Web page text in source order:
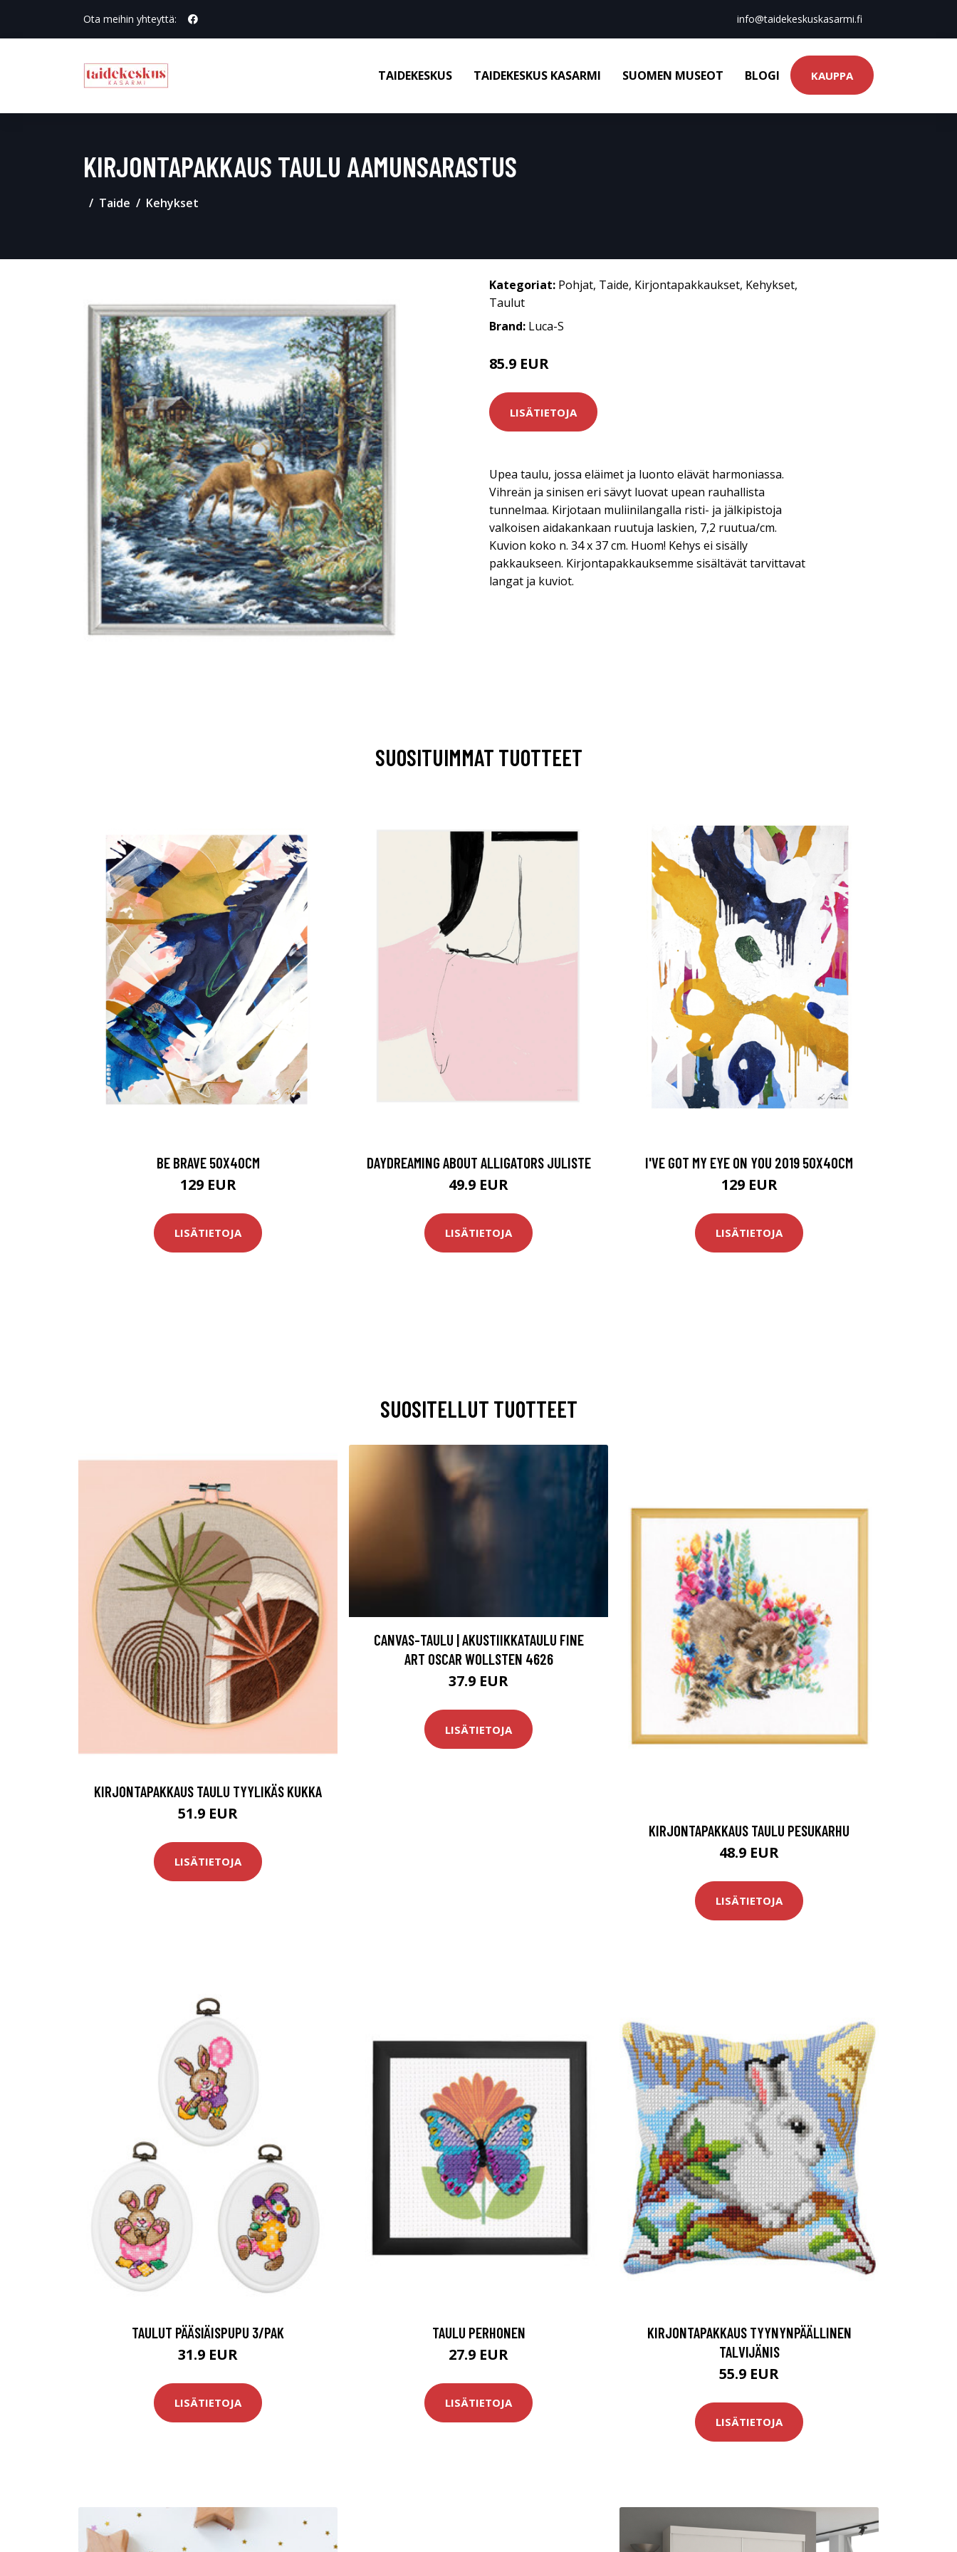
Ota meihin yhteyttä: info@taidekeskuskasarmi.fi
TAIDEKESKUS TAIDEKESKUS KASARMI SUOMEN MUSEOT BLOGI KAUPPA
KIRJONTAPAKKAUS TAULU AAMUNSARASTUS
Taide Kehykset
Kategoriat: Pohjat, Taide, Kirjontapakkaukset, Kehykset,
Taulut
Brand: Luca-S
85.9 EUR
LISÄTIETOJA
Upea taulu, jossa eläimet ja luonto elävät harmoniassa.
Vihreän ja sinisen eri sävyt luovat upean rauhallista
tunnelmaa. Kirjotaan muliinilangalla risti- ja jälkipistoja
valkoisen aidakankaan ruutuja laskien, 7,2 ruutua/cm.
Kuvion koko n. 34 x 37 cm. Huom! Kehys ei sisälly
pakkaukseen. Kirjontapakkauksemme sisältävät tarvittavat
langat ja kuviot.
SUOSITUIMMAT TUOTTEET
BE BRAVE 50X40CM
129 EUR
LISÄTIETOJA
DAYDREAMING ABOUT ALLIGATORS JULISTE
49.9 EUR
LISÄTIETOJA
I'VE GOT MY EYE ON YOU 2019 50X40CM
129 EUR
LISÄTIETOJA
SUOSITELLUT TUOTTEET
KIRJONTAPAKKAUS TAULU TYYLIKÄS KUKKA
51.9 EUR
LISÄTIETOJA
CANVAS-TAULU | AKUSTIIKKATAULU FINE
ART OSCAR WOLLSTEN 4626
37.9 EUR
LISÄTIETOJA
KIRJONTAPAKKAUS TAULU PESUKARHU
48.9 EUR
LISÄTIETOJA
TAULUT PÄÄSIÄISPUPU 3/PAK
31.9 EUR
LISÄTIETOJA
TAULU PERHONEN
27.9 EUR
LISÄTIETOJA
KIRJONTAPAKKAUS TYYNYNPÄÄLLINEN
TALVIJÄNIS
55.9 EUR
LISÄTIETOJA